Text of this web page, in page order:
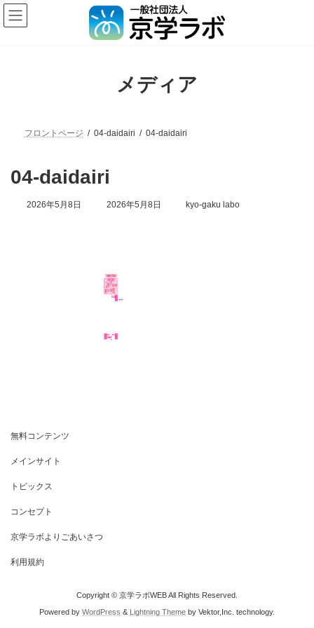
メディア
フロントページ 04-daidairi 04-daidairi
04-daidairi
2026年5月8日 2026年5月8日 kyo-gaku labo
無料コンテンツ
メインサイト
トピックス
コンセプト
京学ラボよりごあいさつ
利用規約
Copyright © 京学ラボWEB All Rights Reserved.
Powered by WordPress & Lightning Theme by Vektor,Inc. technology.